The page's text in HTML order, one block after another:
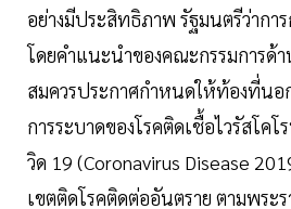
อย่างมีประสิทธิภาพ รัฐมนตรีว่ากา
โดยคำแนะนำของคณะกรรมการด้า
สมควรประกาศกำหนดให้ท้องที่นอ
การระบาดของโรคติดเชื้อไวรัสโค
วิด 19 (Coronavirus Disease
เขตติดโรคติดต่ออันตราย ตามพร